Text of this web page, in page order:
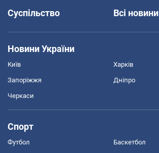
Суспільство
Всі новини
Новини України
Київ Харків
Запоріжжя Дніпро
Черкаси
Спорт
Футбол Баскетбол